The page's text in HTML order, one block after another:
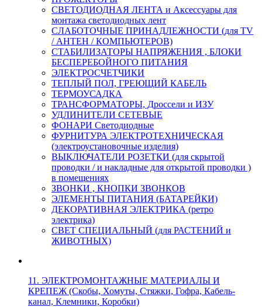
СВЕТОДИОДНАЯ ЛЕНТА и Аксессуары для
монтажа светодиодных лент
СЛАБОТОЧНЫЕ ПРИНАДЛЕЖНОСТИ (для TV
/ АНТЕН / КОМПЬЮТЕРОВ)
СТАБИЛИЗАТОРЫ НАПРЯЖЕНИЯ , БЛОКИ
БЕСПЕРЕБОЙНОГО ПИТАНИЯ
ЭЛЕКТРОСЧЕТЧИКИ
ТЕПЛЫЙ ПОЛ, ГРЕЮЩИЙ КАБЕЛЬ
ТЕРМОУСАДКА
ТРАНСФОРМАТОРЫ, Дроссели и ИЗУ
УДЛИНИТЕЛИ СЕТЕВЫЕ
ФОНАРИ Светодиодные
ФУРНИТУРА ЭЛЕКТРОТЕХНИЧЕСКАЯ
(электроустановочные изделия)
ВЫКЛЮЧАТЕЛИ РОЗЕТКИ (для скрытой
проводки / и накладные для открытой проводки )
в помещениях
ЗВОНКИ , КНОПКИ ЗВОНКОВ
ЭЛЕМЕНТЫ ПИТАНИЯ (БАТАРЕЙКИ)
ДЕКОРАТИВНАЯ ЭЛЕКТРИКА (ретро
электрика)
СВЕТ СПЕЦИАЛЬНЫЙ (для РАСТЕНИЙ и
ЖИВОТНЫХ)
11. ЭЛЕКТРОМОНТАЖНЫЕ МАТЕРИАЛЫ И
КРЕПЕЖ (Скобы, Хомуты, Стяжки, Гофра, Кабель-
канал, Клемники, Коробки)